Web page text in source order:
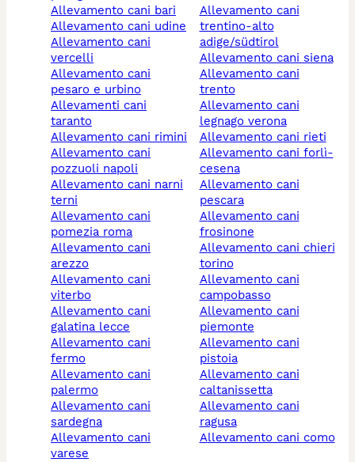
allevamento cani bari
allevamento cani udine
allevamento cani
vercelli
allevamento cani
pesaro e urbino
allevamenti cani
taranto
allevamento cani rimini
allevamento cani
pozzuoli napoli
allevamento cani narni
terni
allevamento cani
pomezia roma
allevamento cani
arezzo
allevamento cani
viterbo
allevamento cani
galatina lecce
allevamento cani
fermo
allevamento cani
palermo
allevamento cani
sardegna
allevamento cani
varese
allevamento cani
trentino-alto
adige/südtirol
allevamento cani siena
allevamento cani
trento
allevamento cani
legnago verona
allevamento cani rieti
allevamento cani forlì-
cesena
allevamento cani
pescara
allevamento cani
frosinone
allevamento cani chieri
torino
allevamento cani
campobasso
allevamento cani
piemonte
allevamento cani
pistoia
allevamento cani
caltanissetta
allevamento cani
ragusa
allevamento cani como